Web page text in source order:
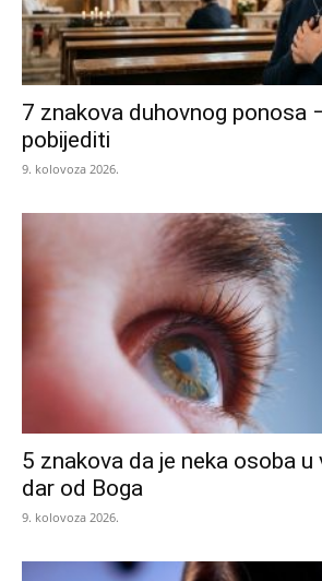
7 znakova duhovnog ponosa
pobijediti
9. kolovoza 2026.
5 znakova da je neka osoba
dar od Boga
9. kolovoza 2026.